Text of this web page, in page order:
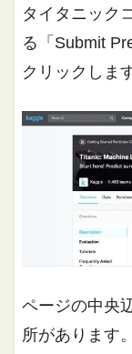
タイタニック
る「Submit
クリックしま
ページの中央
所があります。